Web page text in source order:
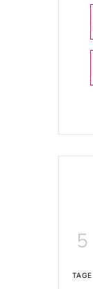
5
TAGE